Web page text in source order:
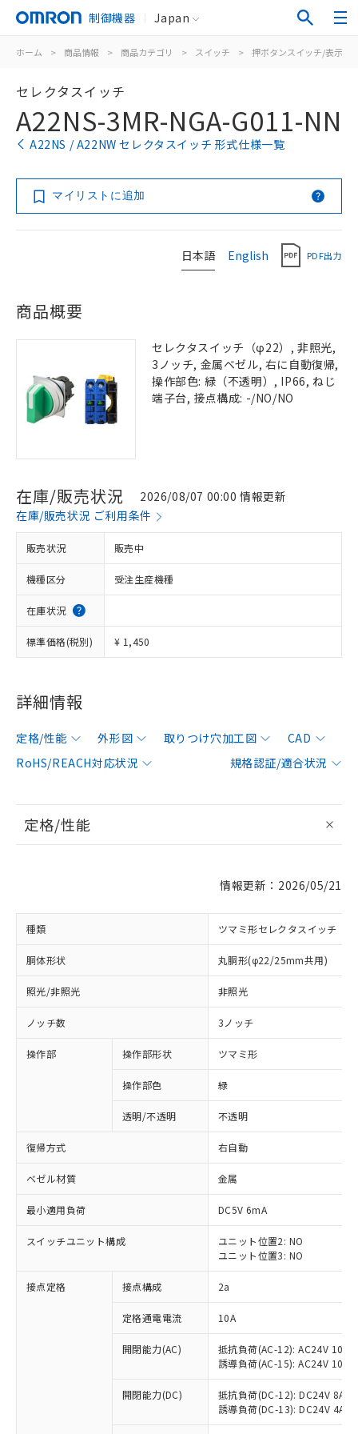
制御機器 Japan
ホーム > 商品情報 > 商品カテゴリ > スイッチ > 押ボタンスイッチ/表示灯
セレクタスイッチ
A22NS-3MR-NGA-G011-NN
A22NS / A22NW セレクタスイッチ 形式仕様一覧
マイリストに追加
日本語 English PDF出力
商品概要
セレクタスイッチ（φ22）, 非照光,
3ノッチ, 金属ベゼル, 右に自動復帰,
操作部色: 緑（不透明）, IP66, ねじ
端子台, 接点構成: -/NO/NO
在庫/販売状況
2026/08/07 00:00 情報更新
在庫/販売状況 ご利用条件
販売状況 販売中
機種区分 受注生産機種
在庫状況
標準価格(税別) ¥ 1,450
詳細情報
定格/性能 外形図 取りつけ穴加工図
CAD
RoHS/REACH対応状況
規格認証/適合状況
定格/性能
情報更新：2026/05/21
種類 ツマミ形セレクタスイッチ
胴体形状 丸胴形(φ22/25mm共用)
照光/非照光 非照光
ノッチ数 3ノッチ
操作部 操作部形状 ツマミ形
操作部色 緑
透明/不透明 不透明
復帰方式 右自動
ベゼル材質 金属
最小適用負荷 DC5V 6mA
スイッチユニット構成
ユニット位置2: NO
ユニット位置3: NO
接点定格 接点構成 2a
定格通電電流 10A
開閉能力(AC)
抵抗負荷(AC-12): AC24V 10A/
誘導負荷(AC-15): AC24V
開閉能力(DC)
抵抗負荷(DC-12): DC24V 8A/
誘導負荷(DC-13): DC24V 4A/
※1 対応状況
対応済み：EU RoHS指令（10物質）の
非含有に対応した製品が提供可能な商品で
対応予定：EU RoHS指令（10物質）の非含
有に対応した製品に切り替える予定のある